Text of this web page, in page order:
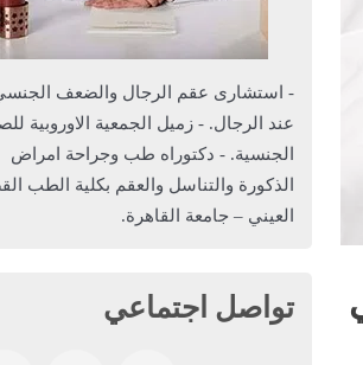
- استشارى عقم الرجال والضعف
عند الرجال. - زميل الجمعية الاوروبية
الجنسية. - دكتوراه طب وجراحة امراض
الذكورة والتناسل والعقم بكلية الطب
العيني – جامعة القاهرة.
تواصل اجتماعي